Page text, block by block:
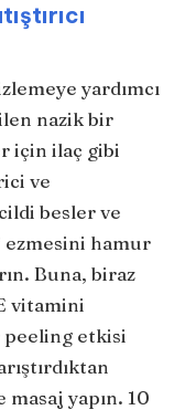
yardımcı
nazik bir
için ilaç gibi
ve
besler ve
ezmesini hamur
Buna, biraz
vitamini
etkisi
yapın. 10